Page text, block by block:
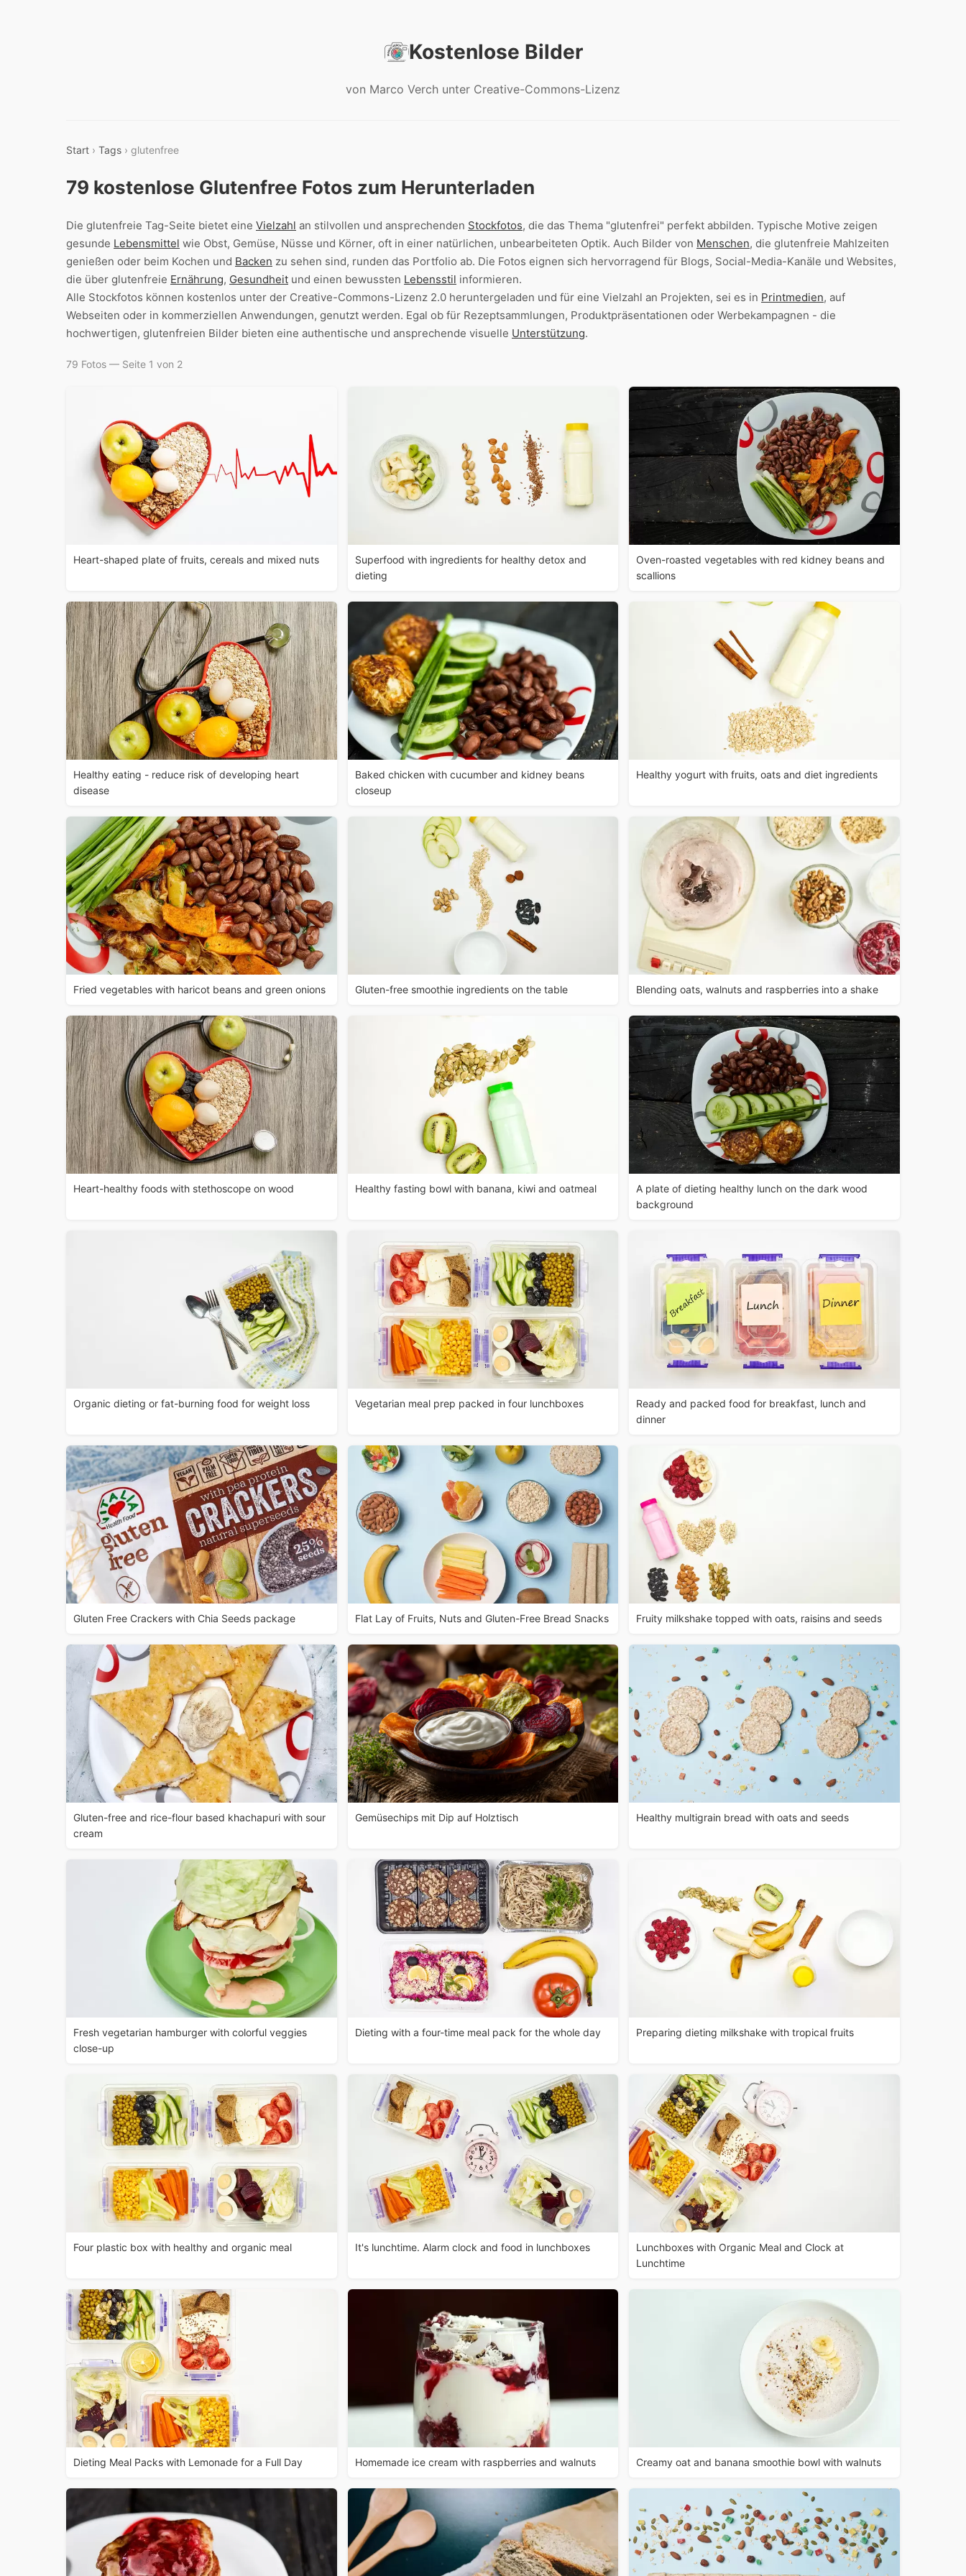
Kostenlose Bilder
von Marco Verch unter Creative-Commons-Lizenz
Start › Tags › glutenfree
79 kostenlose Glutenfree Fotos zum Herunterladen
Die glutenfreie Tag-Seite bietet eine Vielzahl an stilvollen und ansprechenden Stockfotos, die das Thema "glutenfrei" perfekt abbilden. Typische Motive zeigen
gesunde Lebensmittel wie Obst, Gemüse, Nüsse und Körner, oft in einer natürlichen, unbearbeiteten Optik. Auch Bilder von Menschen, die glutenfreie Mahlzeiten
genießen oder beim Kochen und Backen zu sehen sind, runden das Portfolio ab. Die Fotos eignen sich hervorragend für Blogs, Social-Media-Kanäle und Websites,
die über glutenfreie Ernährung, Gesundheit und einen bewussten Lebensstil informieren.
Alle Stockfotos können kostenlos unter der Creative-Commons-Lizenz 2.0 heruntergeladen und für eine Vielzahl an Projekten, sei es in Printmedien, auf
Webseiten oder in kommerziellen Anwendungen, genutzt werden. Egal ob für Rezeptsammlungen, Produktpräsentationen oder Werbekampagnen - die
hochwertigen, glutenfreien Bilder bieten eine authentische und ansprechende visuelle Unterstützung.
79 Fotos — Seite 1 von 2
Heart-shaped plate of fruits, cereals and mixed nuts
Superfood with ingredients for healthy detox and
dieting
Oven-roasted vegetables with red kidney beans and
scallions
Healthy eating - reduce risk of developing heart
disease
Baked chicken with cucumber and kidney beans
closeup
Healthy yogurt with fruits, oats and diet ingredients
Fried vegetables with haricot beans and green onions Gluten-free smoothie ingredients on the table Blending oats, walnuts and raspberries into a shake
Heart-healthy foods with stethoscope on wood Healthy fasting bowl with banana, kiwi and oatmeal
A plate of dieting healthy lunch on the dark wood
background
Organic dieting or fat-burning food for weight loss Vegetarian meal prep packed in four lunchboxes
Ready and packed food for breakfast, lunch and
dinner
Gluten Free Crackers with Chia Seeds package Flat Lay of Fruits, Nuts and Gluten-Free Bread Snacks Fruity milkshake topped with oats, raisins and seeds
Gluten-free and rice-flour based khachapuri with sour
cream
Gemüsechips mit Dip auf Holztisch Healthy multigrain bread with oats and seeds
Fresh vegetarian hamburger with colorful veggies
close-up
Dieting with a four-time meal pack for the whole day Preparing dieting milkshake with tropical fruits
Four plastic box with healthy and organic meal It's lunchtime. Alarm clock and food in lunchboxes
Lunchboxes with Organic Meal and Clock at
Lunchtime
Dieting Meal Packs with Lemonade for a Full Day Homemade ice cream with raspberries and walnuts Creamy oat and banana smoothie bowl with walnuts